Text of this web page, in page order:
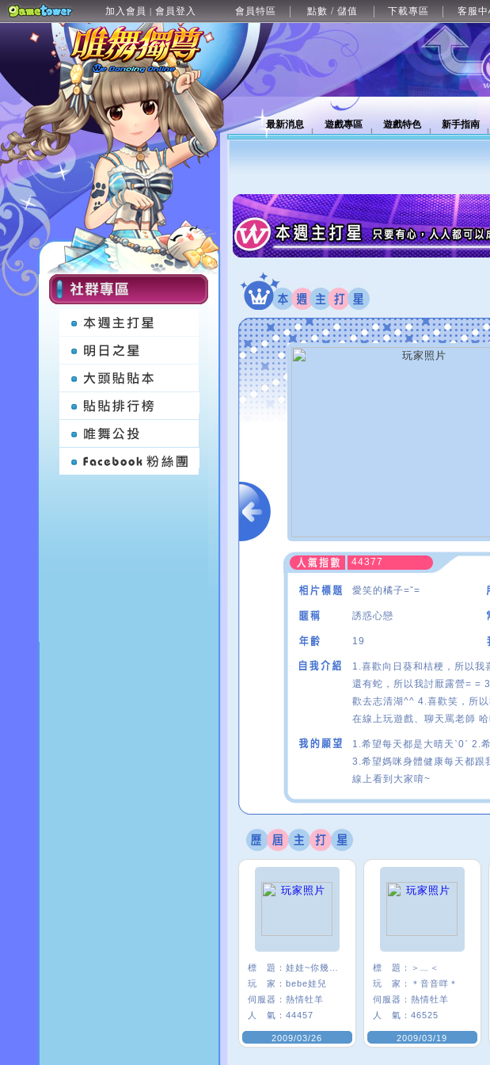
加入會員 | 會員登入 會員特區 點數 / 儲值 下載專區 客服中
最新消息 遊戲專區 遊戲特色 新手指南
44377
愛笑的橘子=ˇ=
誘惑心戀
19
1.喜歡向日葵和桔梗，所以
還有蛇，所以我討厭露營= =
歡去志清湖^^ 4.喜歡笑，所
在線上玩遊戲、聊天罵老師 哈
1.希望每天都是大晴天ˋ0ˊ 2.
3.希望媽咪身體健康每天都
線上看到大家唷~
標 題：
玩 家： bebe娃兒
伺服器： 熱情牡羊
人 氣： 44457
2009/03/26
標 題：
＞﹏＜
玩 家：
＊音音咩＊
伺服器： 熱情牡羊
人 氣： 46525
2009/03/19